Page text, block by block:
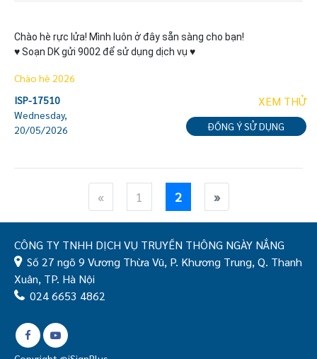
Chào hè rực lửa! Mình luôn ở đây sẵn sàng cho bạn!
♥ Soạn DK gửi 9002 để sử dụng dịch vụ ♥
Chào hè 2026
ISP-17510
Wednesday,
20/05/2026
XEM THỬ
ĐỒNG Ý SỬ DỤNG
« 1 2 »
CÔNG TY TNHH DỊCH VỤ TRUYỀN THÔNG NGÀY NẮNG
Số 27 ngõ 9 Vương Thừa Vũ, P. Khương Trung, Q. Thanh
Xuân, TP. Hà Nội
024 6653 4862